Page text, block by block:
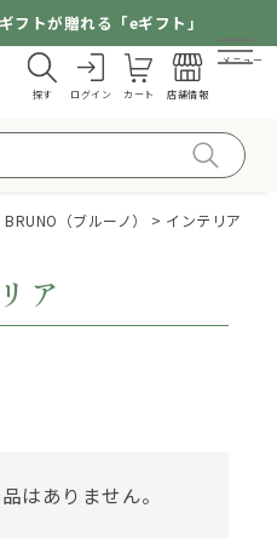
フトが贈れる「eギフト」
探す ログイン カート 店舗情報
メニュー
BRUNO（ブルーノ） インテリア
ア
はありません。